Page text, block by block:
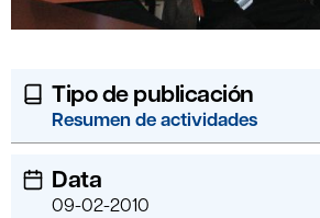
Tipo de publicación
Resumen de actividades
Data
09-02-2010